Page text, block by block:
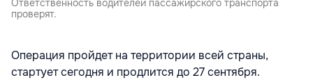
проверят.
Операция пройдет на территории всей страны,
стартует сегодня и продлится до 27 сентября.